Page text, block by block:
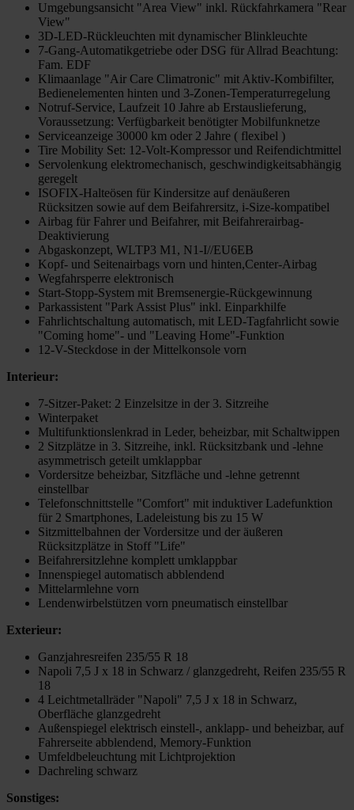
Umgebungsansicht "Area View" inkl. Rückfahrkamera "Rear
View"
3D-LED-Rückleuchten mit dynamischer Blinkleuchte
7-Gang-Automatikgetriebe oder DSG für Allrad Beachtung:
Fam. EDF
Klimaanlage "Air Care Climatronic" mit Aktiv-Kombifilter,
Bedienelementen hinten und 3-Zonen-Temperaturregelung
Notruf-Service, Laufzeit 10 Jahre ab Erstauslieferung,
Voraussetzung: Verfügbarkeit benötigter Mobilfunknetze
Serviceanzeige 30000 km oder 2 Jahre ( flexibel )
Tire Mobility Set: 12-Volt-Kompressor und Reifendichtmittel
Servolenkung elektromechanisch, geschwindigkeitsabhängig
geregelt
ISOFIX-Halteösen für Kindersitze auf denäußeren
Rücksitzen sowie auf dem Beifahrersitz, i-Size-kompatibel
Airbag für Fahrer und Beifahrer, mit Beifahrerairbag-
Deaktivierung
Abgaskonzept, WLTP3 M1, N1-I//EU6EB
Kopf- und Seitenairbags vorn und hinten,Center-Airbag
Wegfahrsperre elektronisch
Start-Stopp-System mit Bremsenergie-Rückgewinnung
Parkassistent "Park Assist Plus" inkl. Einparkhilfe
Fahrlichtschaltung automatisch, mit LED-Tagfahrlicht sowie
"Coming home"- und "Leaving Home"-Funktion
12-V-Steckdose in der Mittelkonsole vorn
Interieur:
7-Sitzer-Paket: 2 Einzelsitze in der 3. Sitzreihe
Winterpaket
Multifunktionslenkrad in Leder, beheizbar, mit Schaltwippen
2 Sitzplätze in 3. Sitzreihe, inkl. Rücksitzbank und -lehne
asymmetrisch geteilt umklappbar
Vordersitze beheizbar, Sitzfläche und -lehne getrennt
einstellbar
Telefonschnittstelle "Comfort" mit induktiver Ladefunktion
für 2 Smartphones, Ladeleistung bis zu 15 W
Sitzmittelbahnen der Vordersitze und der äußeren
Rücksitzplätze in Stoff "Life"
Beifahrersitzlehne komplett umklappbar
Innenspiegel automatisch abblendend
Mittelarmlehne vorn
Lendenwirbelstützen vorn pneumatisch einstellbar
Exterieur:
Ganzjahresreifen 235/55 R 18
Napoli 7,5 J x 18 in Schwarz / glanzgedreht, Reifen 235/55 R
18
4 Leichtmetallräder "Napoli" 7,5 J x 18 in Schwarz,
Oberfläche glanzgedreht
Außenspiegel elektrisch einstell-, anklapp- und beheizbar, auf
Fahrerseite abblendend, Memory-Funktion
Umfeldbeleuchtung mit Lichtprojektion
Dachreling schwarz
Sonstiges: